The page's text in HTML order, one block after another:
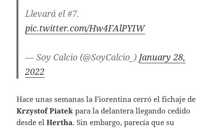
Llevará el #7.
pic.twitter.com/Hw4FAlPYIW
— Soy Calcio (@SoyCalcio_) January 28,
2022
Hace unas semanas la Fiorentina cerró el fichaje de
Krzystof Piatek para la delantera llegando cedido
desde elHertha. Sin embargo, parecía que su